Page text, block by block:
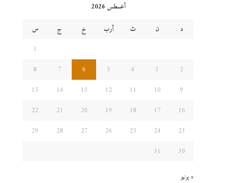
أغسطس 2026
د
ن ث أرب خ ج
س
1
2
3
4
5
6
7
8
9
10
11
12
13
14
15
16
17
18
19
20
21
22
23
24
25
26
27
28
29
30
31
« يونيو